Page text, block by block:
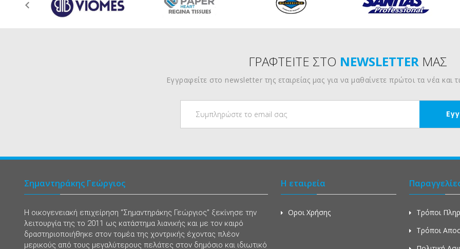
ΓΡΑΦΤΕΙΤΕ ΣΤΟ NEWSLETTERΜΑΣ
Εγγραφείτε στο newsletter της εταιρείας μας για να μαθαίνετε πρώτοι τα νέα και
Σημαντηράκης Γεώργιος
Η οικογενειακή επιχείρηση “Σημαντηράκης Γεώργιος” ξεκίνησε την
λειτουργία της το 2011 ως κατάστημα λιανικής και με τον καιρό
δραστηριοποιήθηκε στον τομέα της χοντρικής έχοντας πλέον
μερικούς από τους μεγαλύτερους πελάτες στον δημόσιο και ιδιωτικό
Η εταιρεία
Οροι Χρήσης
Τρόποι
Τρόποι